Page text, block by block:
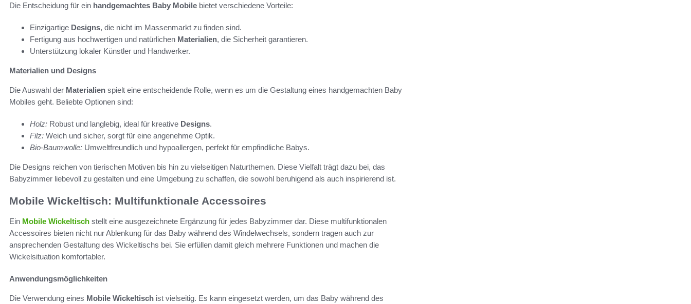
Die Entscheidung für ein handgemachtes Baby Mobile bietet verschiedene Vorteile:
Einzigartige Designs, die nicht im Massenmarkt zu finden sind.
Fertigung aus hochwertigen und natürlichen Materialien, die Sicherheit garantieren.
Unterstützung lokaler Künstler und Handwerker.
Materialien und Designs
Die Auswahl der Materialien spielt eine entscheidende Rolle, wenn es um die Gestaltung eines handgemachten Baby
Mobiles geht. Beliebte Optionen sind:
Holz: Robust und langlebig, ideal für kreative Designs.
Filz: Weich und sicher, sorgt für eine angenehme Optik.
Bio-Baumwolle: Umweltfreundlich und hypoallergen, perfekt für empfindliche Babys.
Die Designs reichen von tierischen Motiven bis hin zu vielseitigen Naturthemen. Diese Vielfalt trägt dazu bei, das
Babyzimmer liebevoll zu gestalten und eine Umgebung zu schaffen, die sowohl beruhigend als auch inspirierend ist.
Mobile Wickeltisch: Multifunktionale Accessoires
Ein Mobile Wickeltisch stellt eine ausgezeichnete Ergänzung für jedes Babyzimmer dar. Diese multifunktionalen
Accessoires bieten nicht nur Ablenkung für das Baby während des Windelwechsels, sondern tragen auch zur
ansprechenden Gestaltung des Wickeltischs bei. Sie erfüllen damit gleich mehrere Funktionen und machen die
Wickelsituation komfortabler.
Anwendungsmöglichkeiten
Die Verwendung eines Mobile Wickeltisch ist vielseitig. Es kann eingesetzt werden, um das Baby während des